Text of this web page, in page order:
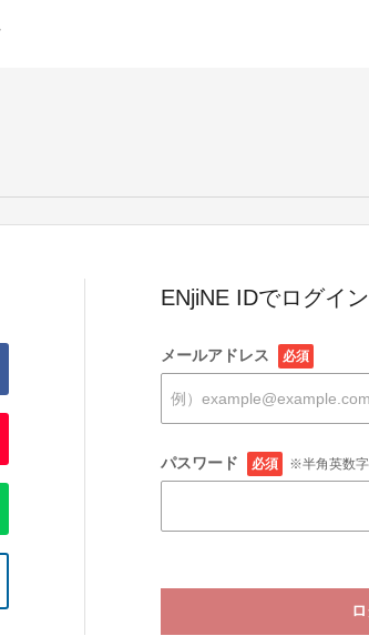
ENjiNE IDでログイン
メールアドレス 必須
パスワード 必須 ※半角英数